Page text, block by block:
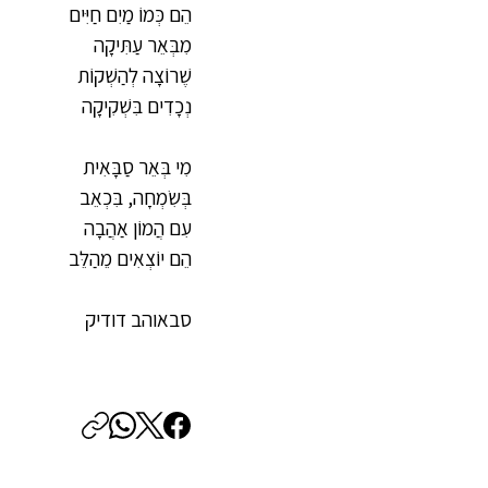
הֵם כְּמוֹ מַיִם חַיִּים
מִבְּאֵר עַתִּיקָה
שֶׁרוֹצָה לְהַשְׁקוֹת
נְכָדִים בִּשְׁקִיקָה
מִי בְּאֵר סַבָּאִית
בְּשִׂמְחָה, בִּכְאֵב
עִם הֲמוֹן אַהֲבָה
הֵם יוֹצְאִים מֵהַלֵּב
סבאוהב דודיק